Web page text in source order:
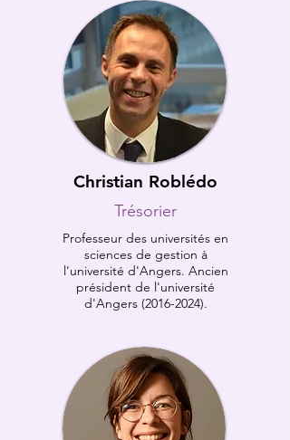
Christian Roblédo
Trésorier
Professeur des universités en
sciences de gestion à
l'université d'Angers. Ancien
président de l'université
d'Angers (2016-2024).